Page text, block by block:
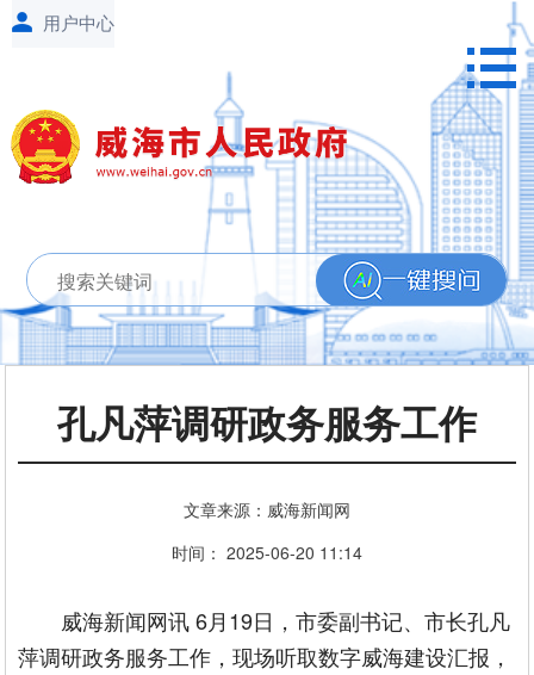
孔凡萍调研政务服务工作
文章来源：威海新闻网
时间： 2025-06-20 11:14
威海新闻网讯 6月19日，市委副书记、市长孔凡
萍调研政务服务工作，现场听取数字威海建设汇报，